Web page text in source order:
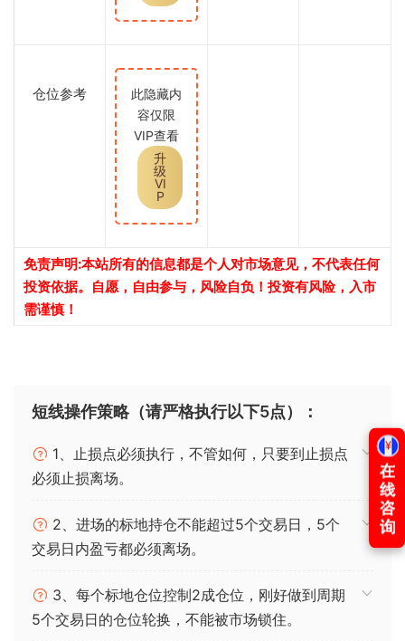
仓位参考
此隐藏内
容仅限
VIP查看
升
级
VI
P
免责声明:本站所有的信息都是个人对市场意见，不代表任何
投资依据。自愿，自由参与，风险自负！投资有风险，入市
需谨慎！
短线操作策略（请严格执行以下5点）：
1、止损点必须执行，不管如何，只要到止损点
必须止损离场。
2、进场的标地持仓不能超过5个交易日，5个
交易日内盈亏都必须离场。
3、每个标地仓位控制2成仓位，刚好做到周期
5个交易日的仓位轮换，不能被市场锁住。